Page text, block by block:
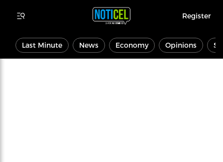
Register
Last Minute News Economy Opinions